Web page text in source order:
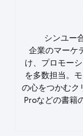
シンユー
企業のマーケ
け、プロモー
を多数担当。
の心をつかむク
Proなどの書籍